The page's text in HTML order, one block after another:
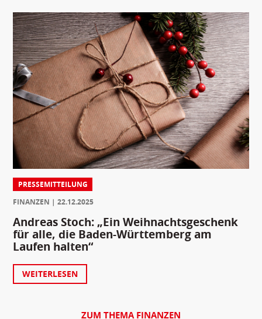
PRESSEMITTEILUNG
FINANZEN
22.12.2025
Andreas Stoch: „Ein Weihnachtsgeschenk
für alle, die Baden-Württemberg am
Laufen halten“
WEITERLESEN
ZUM THEMA FINANZEN